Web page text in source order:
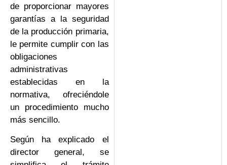
de proporcionar mayores
garantías a la seguridad
de la producción primaria,
le permite cumplir con las
obligaciones
administrativas
establecidas en la
normativa, ofreciéndole
un procedimiento mucho
más sencillo.
Según ha explicado el
director general, se